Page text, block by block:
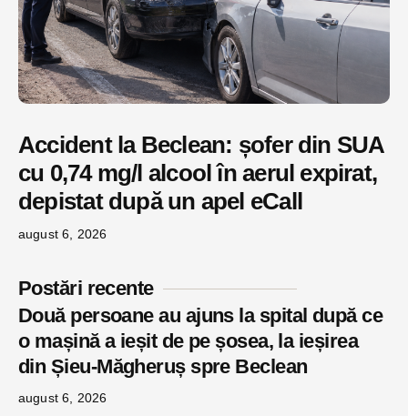
Accident la Beclean: șofer din SUA
cu 0,74 mg/l alcool în aerul expirat,
depistat după un apel eCall
august 6, 2026
Postări recente
Două persoane au ajuns la spital după ce
o mașină a ieșit de pe șosea, la ieșirea
din Șieu-Măgheruș spre Beclean
august 6, 2026